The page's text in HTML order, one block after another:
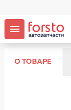
О ТОВАРЕ